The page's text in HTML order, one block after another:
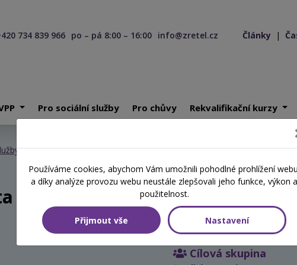
734 839 966 po – pá 8:00 – 16:00 info@zretel.cz Články |
Pro sociální služby Pro chůvy Rekvalifikační kurzy
/ Podpora klienta v obtížných životních situacích: základní orientace
v obtížných životních situacích:
Cílová skupina
Používáme cookies, abychom Vám umožnili pohodlné prohlížení
a díky analýze provozu webu neustále zlepšovali jeho funkce, výkon a
použitelnost.
Přijmout vše Nastavení